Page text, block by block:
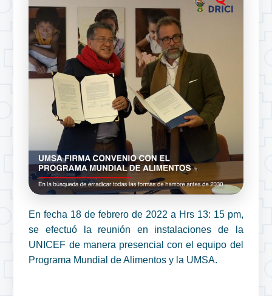
En fecha 18 de febrero de 2022 a Hrs 13: 15 pm,
se efectuó la reunión en instalaciones de la
UNICEF de manera presencial con el equipo del
Programa Mundial de Alimentos y la UMSA.